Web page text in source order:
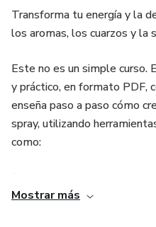
Transforma tu energía y la
los aromas, los cuarzos y la
Este no es un simple curso.
y práctico, en formato PDF,
enseña paso a paso cómo
spray, utilizando
como:
Mostrar más